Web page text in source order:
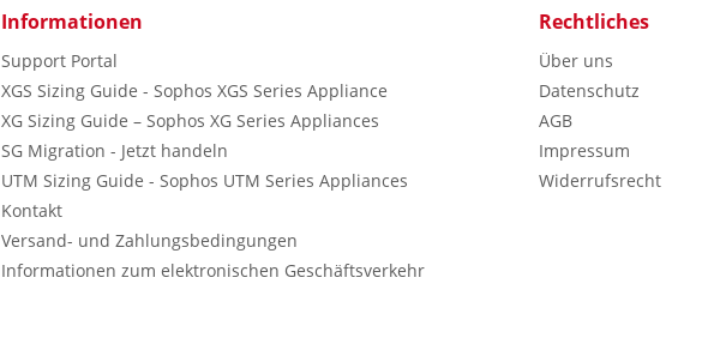
Informationen
Support Portal
XGS Sizing Guide - Sophos XGS Series Appliance
XG Sizing Guide – Sophos XG Series Appliances
SG Migration - Jetzt handeln
UTM Sizing Guide - Sophos UTM Series Appliances
Kontakt
Versand- und Zahlungsbedingungen
Informationen zum elektronischen Geschäftsverkehr
Rechtliches
Über uns
Datenschutz
AGB
Impressum
Widerrufsrecht